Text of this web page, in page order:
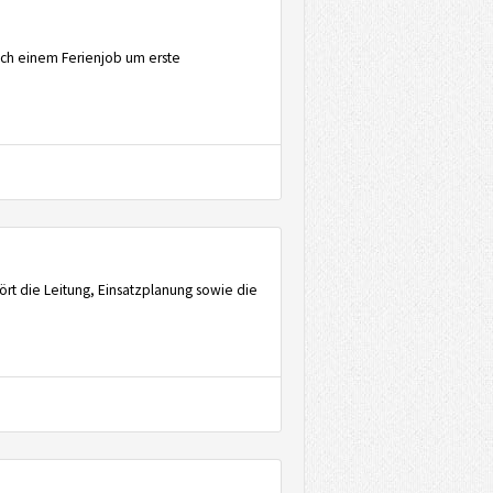
einem Ferienjob um erste
die Leitung, Einsatzplanung sowie die